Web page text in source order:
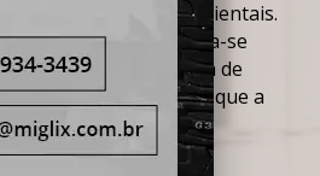
Contato
Conosco
enormes danos ambientais.
estes efeitos que torna-se
alogística reversa de
civil, um processo que a
com total qualidade.